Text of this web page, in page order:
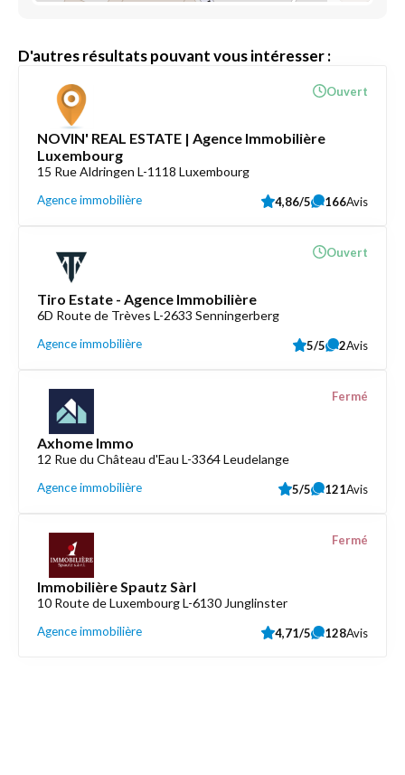
D'autres résultats pouvant vous intéresser :
NOVIN' REAL ESTATE | Agence Immobilière
Luxembourg
15 Rue Aldringen L-1118 Luxembourg
Agence immobilière
Ouvert
4,86/5 166Avis
Tiro Estate - Agence Immobilière
6D Route de Trèves L-2633 Senningerberg
Agence immobilière
Ouvert
5/5 2Avis
Axhome Immo
12 Rue du Château d'Eau L-3364 Leudelange
Agence immobilière
Fermé
5/5 121Avis
Immobilière Spautz Sàrl
10 Route de Luxembourg L-6130 Junglinster
Agence immobilière
Fermé
4,71/5 128Avis